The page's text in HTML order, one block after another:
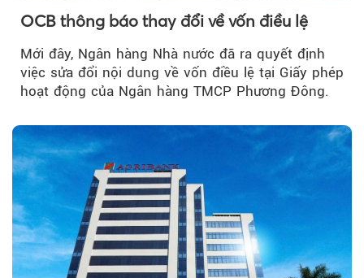
OCB thông báo thay đổi về vốn điều lệ
Mới đây, Ngân hàng Nhà nước đã ra quyết định
việc sửa đổi nội dung về vốn điều lệ tại Giấy phép
hoạt động của Ngân hàng TMCP Phương Đông.